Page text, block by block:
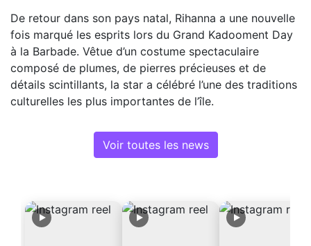
De retour dans son pays natal, Rihanna a une nouvelle
fois marqué les esprits lors du Grand Kadooment Day
à la Barbade. Vêtue d’un costume spectaculaire
composé de plumes, de pierres précieuses et de
détails scintillants, la star a célébré l’une des traditions
culturelles les plus importantes de l’île.
Voir toutes les news